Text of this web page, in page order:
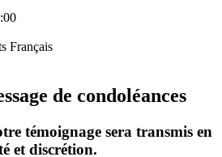
Français
de condoléances
témoignage sera transmis en
et discrétion.